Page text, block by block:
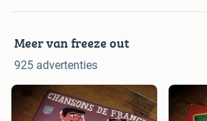
Meer van freeze out
925 advertenties